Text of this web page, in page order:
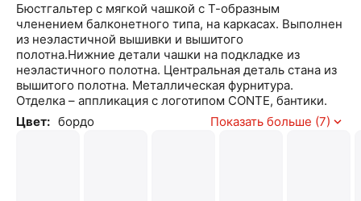
Бюстгальтер с мягкой чашкой с Т-образным
членением балконетного типа, на каркасах. Выполнен
из неэластичной вышивки и вышитого
полотна.Нижние детали чашки на подкладке из
неэластичного полотна. Центральная деталь стана из
вышитого полотна. Металлическая фурнитура.
Отделка – аппликация с логотипом CONTE, бантики.
Цвет: бордо Показать больше (7)